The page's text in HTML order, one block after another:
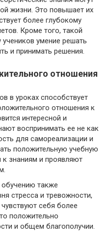
жизни. Это повышает их
более глубокому
Кроме того, такой
умение решать
и принимать решения.
отношения
в уроках способствует
отношения к
интересной и
воспринимать ее не как
для самореализации и
положительную учебную
к знаниям и проявляют
также
стресса и тревожности,
себя более
положительно
и общем благополучии.